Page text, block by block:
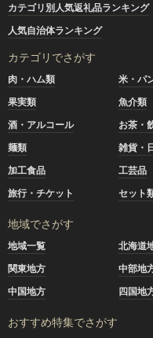
カテゴリ別人気返礼品ランキング
人気自治体ランキング
カテゴリでさがす
肉・ハム類 米・パ
果実類
魚介類
酒・アルコール
お茶・
麺類
雑貨・
加工食品
工芸品
旅行・チケット
セット
地域でさがす
地域一覧 北海道
関東地方
中部地
中国地方
四国地
おすすめ特集でさがす